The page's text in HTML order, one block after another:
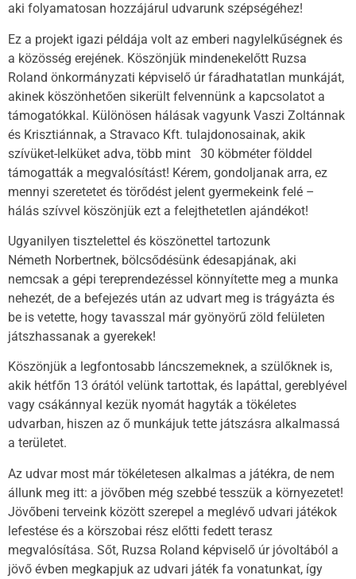
aki folyamatosan hozzájárul udvarunk szépségéhez!
Ez a projekt igazi példája volt az emberi nagylelkűségnek és
a közösség erejének. Köszönjük mindenekelőtt Ruzsa
Roland önkormányzati képviselő úr fáradhatatlan munkáját,
akinek köszönhetően sikerült felvennünk a kapcsolatot a
támogatókkal. Különösen hálásak vagyunk Vaszi Zoltánnak
és Krisztiánnak, a Stravaco Kft. tulajdonosainak, akik
szívüket-lelküket adva, több mint 30 köbméter földdel
támogatták a megvalósítást! Kérem, gondoljanak arra, ez
mennyi szeretetet és törődést jelent gyermekeink felé –
hálás szívvel köszönjük ezt a felejthetetlen ajándékot!
Ugyanilyen tisztelettel és köszönettel tartozunk
Németh Norbertnek, bölcsődésünk édesapjának, aki
nemcsak a gépi tereprendezéssel könnyítette meg a munka
nehezét, de a befejezés után az udvart meg is trágyázta és
be is vetette, hogy tavasszal már gyönyörű zöld felületen
játszhassanak a gyerekek!
Köszönjük a legfontosabb láncszemeknek, a szülőknek is,
akik hétfőn 13 órától velünk tartottak, és lapáttal, gereblyével
vagy csákánnyal kezük nyomát hagyták a tökéletes
udvarban, hiszen az ő munkájuk tette játszásra alkalmassá
a területet.
Az udvar most már tökéletesen alkalmas a játékra, de nem
állunk meg itt: a jövőben még szebbé tesszük a környezetet!
Jövőbeni terveink között szerepel a meglévő udvari játékok
lefestése és a körszobai rész előtti fedett terasz
megvalósítása. Sőt, Ruzsa Roland képviselő úr jóvoltából a
jövő évben megkapjuk az udvari játék fa vonatunkat, így